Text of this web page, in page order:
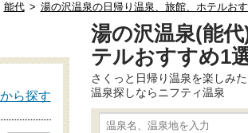
能代 > 湯の沢温泉の日帰り温泉、旅館、ホテルお
湯の沢温泉(能
テルおすすめ1
さくっと日帰り温泉を楽しみ
温泉探しならニフティ温泉
ら探す